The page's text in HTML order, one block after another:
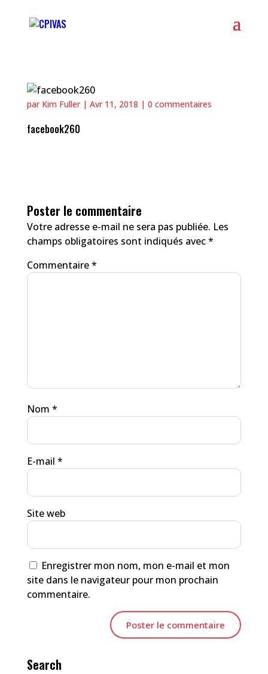
par Kim Fuller| Avr 11, 2018 | 0 commentaires
facebook260
Poster le commentaire
Votre adresse e-mail ne sera pas publiée. Les
champs obligatoires sont indiqués avec*
Commentaire*
Nom *
E-mail *
Site web
Enregistrer mon nom, mon e-mail et mon
site dans le navigateur pour mon prochain
commentaire.
Search